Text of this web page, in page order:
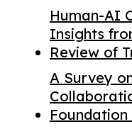
Human-AI
Insights
Review of
A Survey
Foundation